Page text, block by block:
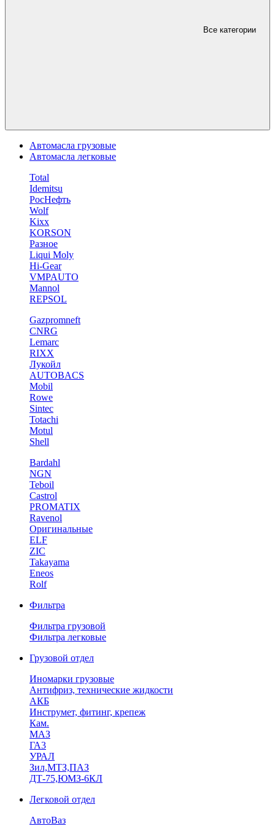
Все категории
Автомасла грузовые
Автомасла легковые
Total
Idemitsu
РосНефть
Wolf
Kixx
KORSON
Разное
Liqui Moly
Hi-Gear
VMPAUTO
Mannol
REPSOL
Gazpromneft
CNRG
Lemarc
RIXX
Лукойл
AUTOBACS
Mobil
Rowe
Sintec
Totachi
Motul
Shell
Bardahl
NGN
Teboil
Castrol
PROMATIX
Ravenol
Оригинальные
ELF
ZIC
Takayama
Eneos
Rolf
Фильтра
Фильтра грузовой
Фильтра легковые
Грузовой отдел
Иномарки грузовые
Антифриз, технические жидкости
АКБ
Инструмет, фитинг, крепеж
Кам.
МАЗ
ГА3
УРАЛ
Зил,МТЗ,ПАЗ
ДТ-75,ЮМЗ-6КЛ
Легковой отдел
АвтоВаз